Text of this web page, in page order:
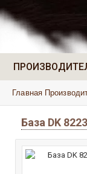
Главная
База DK